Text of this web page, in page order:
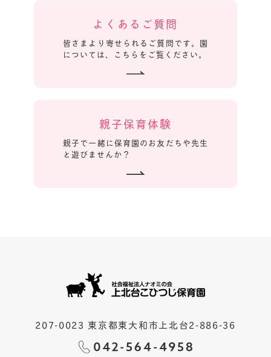
よくあるご質問
皆さまより寄せられるご質問です。園
については、こちらをご覧ください。
親子保育体験
親子で一緒に保育園のお友だちや先生
と遊びませんか？
207-0023 東京都東大和市上北台2-886-36